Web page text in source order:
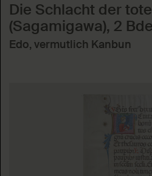
Die Schlacht der
(Sagamigawa), 2
Edo, vermutlich Kanbun